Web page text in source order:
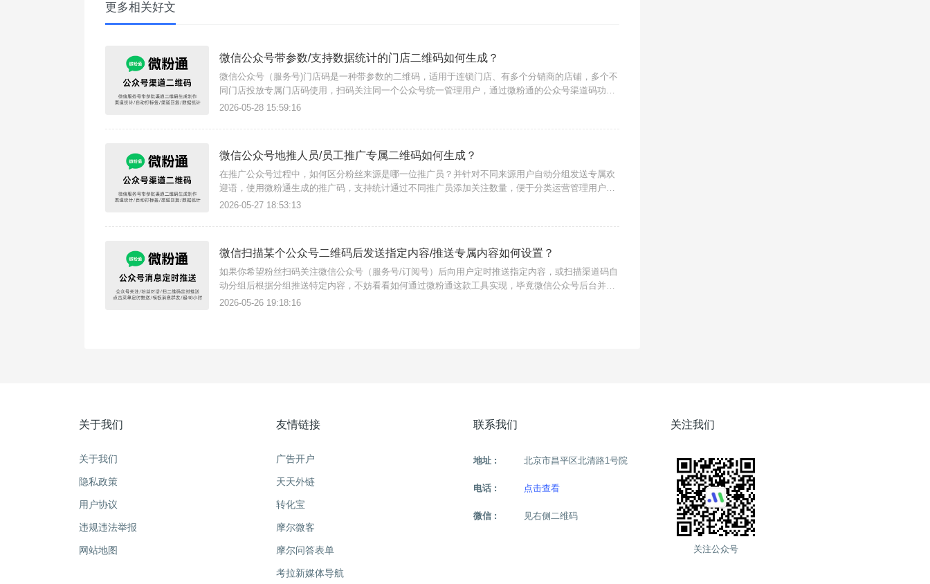
更多相关好文
微信公众号带参数/支持数据统计的门店二维码如何生成？
微信公众号（服务号)门店码是一种带参数的二维码，适用于连锁门店、有多个分销商的店铺，多个不
同门店投放专属门店码使用，扫码关注同一个公众号统一管理用户，通过微粉通的公众号渠道码功能
即可生成这种门店码，仅支持认证过的服务号制作。门店二维码有什么功能？1、自动备注/分组打标
2026-05-28 15:59:16
‌微信公众号地推人员/员工推广专属二维码如何生成？
在推广公众号过程中，如何区分粉丝来源是哪一位推广员？并针对不同来源用户自动分组发送专属欢
迎语，使用微粉通生成的推广码，支持统计通过不同推广员添加关注数量，便于分类运营管理用户，
统计推广员推广绩效等。{微粉通}推广人员专属二维码支持哪些功能？1、支持生成短期临时或永久有
2026-05-27 18:53:13
微信扫描某个公众号二维码后发送指定内容/推送专属内容如何设置？
如果你希望粉丝扫码关注微信公众号（服务号/订阅号）后向用户定时推送指定内容，或扫描渠道码自
动分组后根据分组推送特定内容，不妨看看如何通过微粉通这款工具实现，毕竟微信公众号后台并没
有扫码推送内容的功能，还是得借助工具来实现。粉丝扫某个二维码推送指定内容怎么配置？注册登
2026-05-26 19:18:16
关于我们
关于我们
隐私政策
用户协议
违规违法举报
网站地图
友情链接
广告开户
天天外链
转化宝
摩尔微客
摩尔问答表单
考拉新媒体导航
联系我们
地址 : 北京市昌平区北清路1号院
电话 : 点击查看
微信 : 见右侧二维码
关注我们
关注公众号